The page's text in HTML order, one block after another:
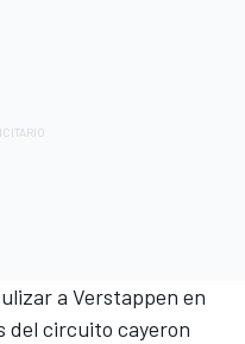
a Verstappen en
del circuito cayeron